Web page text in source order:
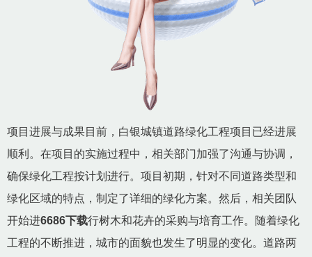
项目进展与成果目前，白银城镇道路绿化工程项目已经进展
顺利。在项目的实施过程中，相关部门加强了沟通与协调，
确保绿化工程按计划进行。项目初期，针对不同道路类型和
绿化区域的特点，制定了详细的绿化方案。然后，相关团队
开始进6686下载行树木和花卉的采购与培育工作。随着绿化
工程的不断推进，城市的面貌也发生了明显的变化。道路两